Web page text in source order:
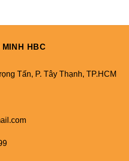
HBC
Tấn, P. Tây Thạnh, TP.HCM